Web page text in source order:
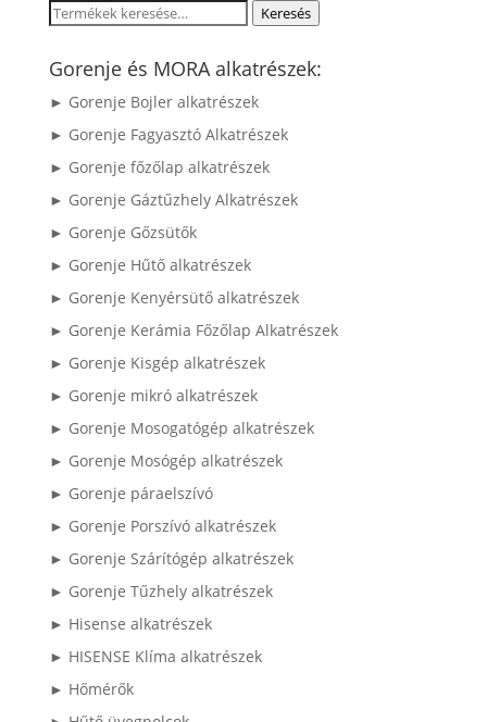
Keresés
következőre:
Keresés
Gorenje és MORA alkatrészek:
► Gorenje Bojler alkatrészek
► Gorenje Fagyasztó Alkatrészek
► Gorenje főzőlap alkatrészek
► Gorenje Gáztűzhely Alkatrészek
► Gorenje Gőzsütők
► Gorenje Hűtő alkatrészek
► Gorenje Kenyérsütő alkatrészek
► Gorenje Kerámia Főzőlap Alkatrészek
► Gorenje Kisgép alkatrészek
► Gorenje mikró alkatrészek
► Gorenje Mosogatógép alkatrészek
► Gorenje Mosógép alkatrészek
► Gorenje páraelszívó
► Gorenje Porszívó alkatrészek
► Gorenje Szárítógép alkatrészek
► Gorenje Tűzhely alkatrészek
► Hisense alkatrészek
► HISENSE Klíma alkatrészek
► Hőmérők